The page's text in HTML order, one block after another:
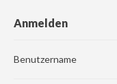
Anmelden
Benutzername